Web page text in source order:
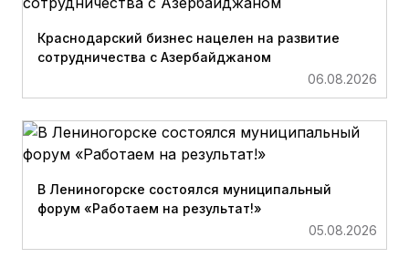
Краснодарский бизнес нацелен на развитие
сотрудничества с Азербайджаном
06.08.2026
В Лениногорске состоялся муниципальный
форум «Работаем на результат!»
05.08.2026